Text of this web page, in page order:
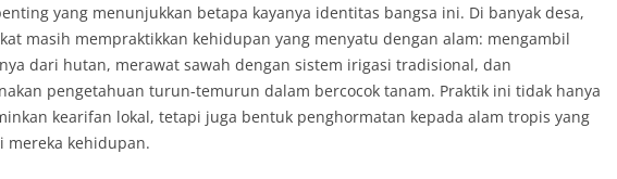
yang menunjukkan betapa kayanya identitas bangsa ini. Di banyak desa,
masih mempraktikkan kehidupan yang menyatu dengan alam: mengambil
dari hutan, merawat sawah dengan sistem irigasi tradisional, dan
pengetahuan turun-temurun dalam bercocok tanam. Praktik ini tidak hanya
kearifan lokal, tetapi juga bentuk penghormatan kepada alam tropis yang
mereka kehidupan.